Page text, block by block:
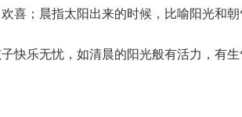
喜；晨指太阳出来的时候，比喻阳光和朝
快乐无忧，如清晨的阳光般有活力，有生